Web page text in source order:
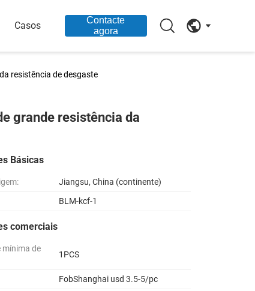
Casos
Contacte
agora
resistência de desgaste
grande resistência da
Básicas
Jiangsu, China (continente)
BLM-kcf-1
comerciais
mínima de
1PCS
FobShanghai usd 3.5-5/pc